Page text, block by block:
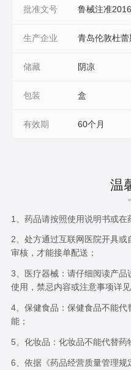
批准文号 鲁械注准
生产企业 青岛伦敦杜蕾
储藏 阴凉
包装 盒
有效期 60个月
温
1、药品请按照使用说明书或在
2、处方通过互联网医院开具
审核，才能接单配送；
3、医疗器械：请仔细阅读产
使用，禁忌内容或注意事项详见
4、保健食品：保健食品不能
能；
5、化妆品：化妆品不能代替药
6、依据《药品经营质量管理